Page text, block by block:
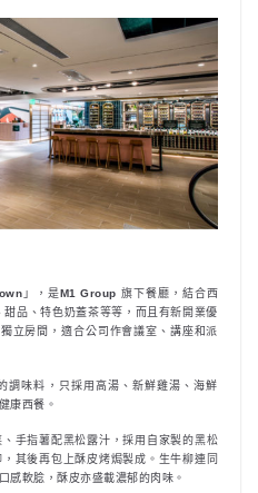
」，是M1 Group 旗下餐廳，結合西
品、特色奶蓋茶等等，而且有新開業優
立房間，適合公司作會議室、講座和派
調味料，只採用高湯、新鮮雞湯、海鮮
康西餐。
手指薯配黑松露汁，採用自家製的黑松
其後再包上酥皮烤焗製成。生牛柳連同
感軟腍，酥皮亦盛載濃郁的肉味。